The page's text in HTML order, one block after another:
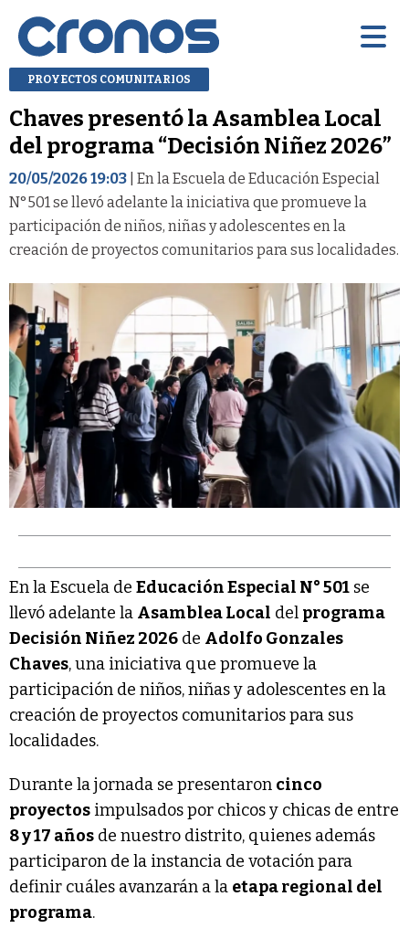
PROYECTOS COMUNITARIOS
Chaves presentó la Asamblea Local
del programa “Decisión Niñez 2026”
20/05/2026 19:03 | En la Escuela de Educación Especial
N°501 se llevó adelante la iniciativa que promueve la
participación de niños, niñas y adolescentes en la
creación de proyectos comunitarios para sus localidades.
En la Escuela de Educación Especial N° 501 se
llevó adelante la Asamblea Local del programa
Decisión Niñez 2026 de Adolfo Gonzales
Chaves, una iniciativa que promueve la
participación de niños, niñas y adolescentes en la
creación de proyectos comunitarios para sus
localidades.
Durante la jornada se presentaron cinco
proyectos impulsados por chicos y chicas de entre
8 y 17 años de nuestro distrito, quienes además
participaron de la instancia de votación para
definir cuáles avanzarán a la etapa regional del
programa.